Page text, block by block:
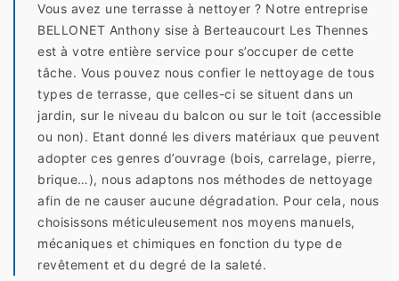
Vous avez une terrasse à nettoyer ? Notre entreprise
BELLONET Anthony sise à Berteaucourt Les Thennes
est à votre entière service pour s’occuper de cette
tâche. Vous pouvez nous confier le nettoyage de tous
types de terrasse, que celles-ci se situent dans un
jardin, sur le niveau du balcon ou sur le toit (accessible
ou non). Etant donné les divers matériaux que peuvent
adopter ces genres d’ouvrage (bois, carrelage, pierre,
brique…), nous adaptons nos méthodes de nettoyage
afin de ne causer aucune dégradation. Pour cela, nous
choisissons méticuleusement nos moyens manuels,
mécaniques et chimiques en fonction du type de
revêtement et du degré de la saleté.